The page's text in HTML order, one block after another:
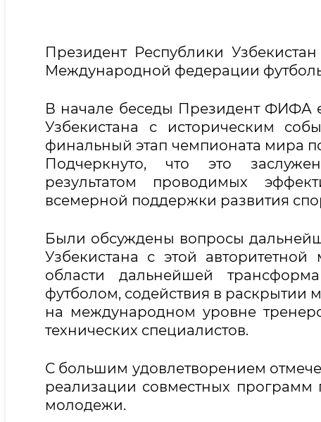
Президент Республики
Международной федерации
В начале беседы Президент ФИФА
Узбекистана с историческим
финальный этап чемпионата мира
Подчеркнуто, что это
результатом проводимых
всемерной поддержки развития
Были обсуждены вопросы
Узбекистана с этой
области дальнейшей
футболом, содействия в раскрытии
на международном уровне
технических специалистов.
С большим удовлетворением
реализации совместных программ
молодежи.